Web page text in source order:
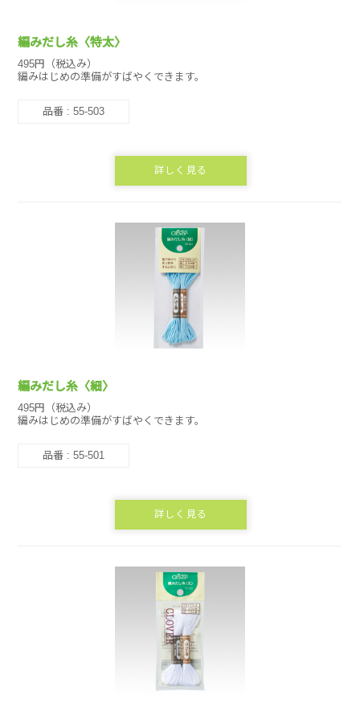
編みだし糸〈特太〉
495円（税込み）
編みはじめの準備がすばやくできます。
品番 : 55-503
詳しく見る
編みだし糸〈細〉
495円（税込み）
編みはじめの準備がすばやくできます。
品番 : 55-501
詳しく見る